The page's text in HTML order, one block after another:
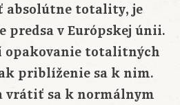
absolútne totality, je
predsa v Európskej únii.
opakovanie totalitných
priblíženie sa k nim.
vrátiť sa k normálnym